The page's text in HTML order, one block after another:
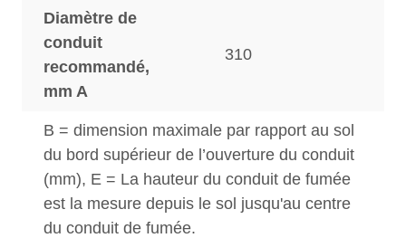
Diamètre de
conduit
recommandé,
mm A
310
B = dimension maximale par rapport au sol
du bord supérieur de l’ouverture du conduit
(mm), E = La hauteur du conduit de fumée
est la mesure depuis le sol jusqu'au centre
du conduit de fumée.